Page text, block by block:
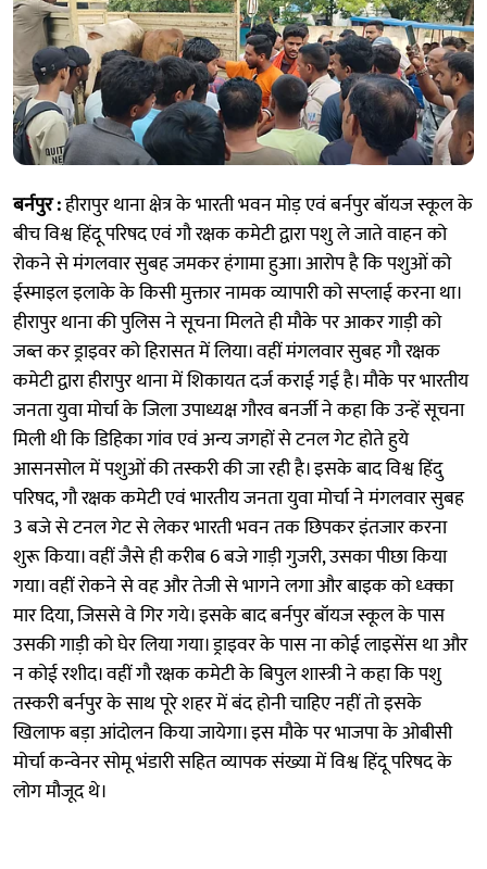
बर्नपुर :हीरापुर थाना क्षेत्र के भारती भवन मोड़ एवं बर्नपुर बॉयज स्कूल के
बीच विश्व हिंदू परिषद एवं गौ रक्षक कमेटी द्वारा पशु ले जाते वाहन को
रोकने से मंगलवार सुबह जमकर हंगामा हुआ। आरोप है कि पशुओं को
ईस्माइल इलाके के किसी मुक्तार नामक व्यापारी को सप्लाई करना था।
हीरापुर थाना की पुलिस ने सूचना मिलते ही मौके पर आकर गाड़ी को
जब्त कर ड्राइवर को हिरासत में लिया। वहीं मंगलवार सुबह गौ रक्षक
कमेटी द्वारा हीरापुर थाना में शिकायत दर्ज कराई गई है। मौके पर भारतीय
जनता युवा मोर्चा के जिला उपाध्यक्ष गौरव बनर्जी ने कहा कि उन्हें सूचना
मिली थी कि डिहिका गांव एवं अन्य जगहों से टनल गेट होते हुये
आसनसोल में पशुओं की तस्करी की जा रही है। इसके बाद विश्व हिंदु
परिषद, गौ रक्षक कमेटी एवं भारतीय जनता युवा मोर्चा ने मंगलवार सुबह
3 बजे से टनल गेट से लेकर भारती भवन तक छिपकर इंतजार करना
शुरू किया। वहीं जैसे ही करीब 6 बजे गाड़ी गुजरी, उसका पीछा किया
गया। वहीं रोकने से वह और तेजी से भागने लगा और बाइक को ध्क्का
मार दिया, जिससे वे गिर गये। इसके बाद बर्नपुर बॉयज स्कूल के पास
उसकी गाड़ी को घेर लिया गया। ड्राइवर के पास ना कोई लाइसेंस था और
न कोई रशीद। वहीं गौ रक्षक कमेटी के बिपुल शास्त्री ने कहा कि पशु
तस्करी बर्नपुर के साथ पूरे शहर में बंद होनी चाहिए नहीं तो इसके
खिलाफ बड़ा आंदोलन किया जायेगा। इस मौके पर भाजपा के ओबीसी
मोर्चा कन्वेनर सोमू भंडारी सहित व्यापक संख्या में विश्व हिंदू परिषद के
लोग मौजूद थे।